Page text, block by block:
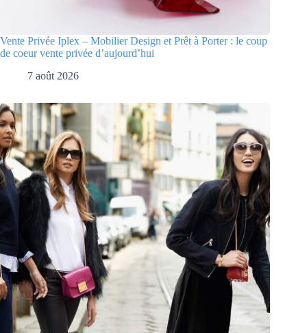
Vente Privée Iplex – Mobilier Design et Prêt à Porter : le coup
de coeur vente privée d’aujourd’hui
7 août 2026